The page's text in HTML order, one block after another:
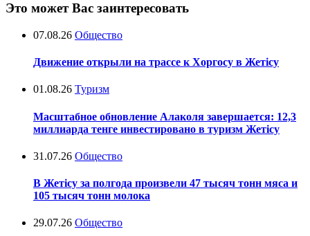
Это может Вас заинтересовать
07.08.26 Общество
Движение открыли на трассе к Хоргосу в Жетісу
01.08.26 Туризм
Масштабное обновление Алаколя завершается: 12,3
миллиарда тенге инвестировано в туризм Жетісу
31.07.26 Общество
В Жетісу за полгода произвели 47 тысяч тонн мяса и
105 тысяч тонн молока
29.07.26 Общество